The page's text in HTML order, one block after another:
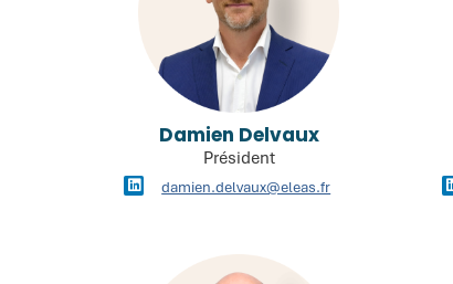
Damien Delvaux
Président
damien.delvaux@eleas.fr